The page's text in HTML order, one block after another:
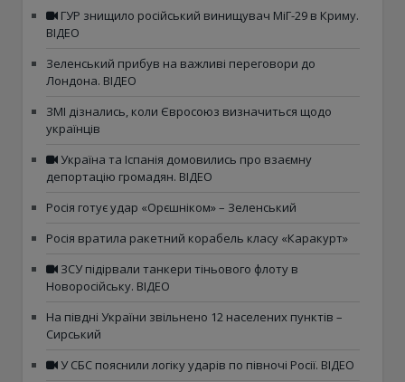
ГУР знищило російський винищувач МіГ-29 в Криму.
ВІДЕО
Зеленський прибув на важливі переговори до
Лондона. ВІДЕО
ЗМІ дізнались, коли Євросоюз визначиться щодо
українців
Україна та Іспанія домовились про взаємну
депортацію громадян. ВІДЕО
Росія готує удар «Орєшніком» – Зеленський
Росія вратила ракетний корабель класу «Каракурт»
ЗСУ підірвали танкери тіньового флоту в
Новоросійську. ВІДЕО
На півдні України звільнено 12 населених пунктів –
Сирський
У СБС пояснили логіку ударів по півночі Росії. ВІДЕО